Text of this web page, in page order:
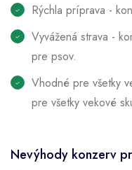
Rýchla príprava -
Vyvážená strava -
pre psov.
Vhodné pre všetky
pre všetky vekové
Nevýhody konzerv